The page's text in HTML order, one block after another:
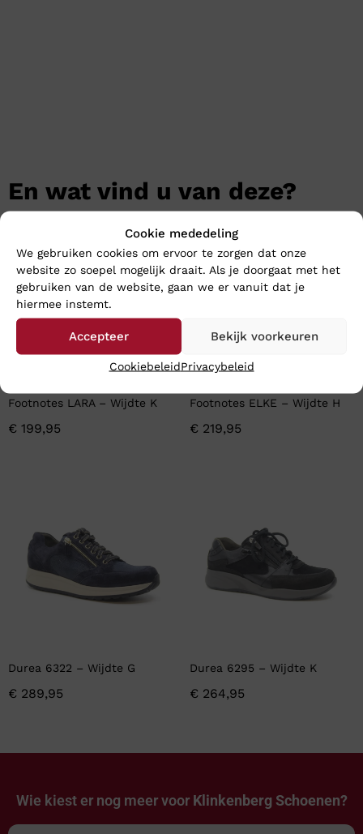
Cookie mededeling
We gebruiken cookies om ervoor te zorgen dat onze
website zo soepel mogelijk draait. Als je doorgaat met het
gebruiken van de website, gaan we er vanuit dat je
hiermee instemt.
Accepteer Bekijk voorkeuren
CookiebeleidPrivacybeleid
En wat vind u van deze?
Footnotes LARA – Wijdte K
€ 199,95
Footnotes ELKE – Wijdte H
€ 219,95
Durea 6322 – Wijdte G
€ 289,95
Durea 6295 – Wijdte K
€ 264,95
Wie kiest er nog meer voor Klinkenberg Schoenen?